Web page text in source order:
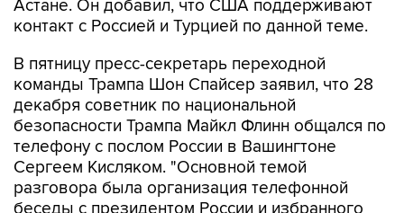
В пятницу пресс-секретарь переходной
декабря советник по национальной
безопасности Трампа Майкл Флинн общался по
телефону с послом России в Вашингтоне
Сергеем Кисляком. "Основной темой
разговора была организация телефонной
беседы с президентом России и избранного
президента США после инаугурации, они